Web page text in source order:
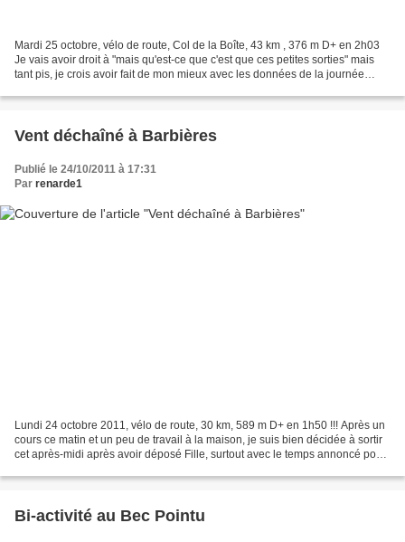
Mardi 25 octobre, vélo de route, Col de la Boîte, 43 km , 376 m D+ en 2h03
Je vais avoir droit à "mais qu'est-ce que c'est que ces petites sorties" mais
tant pis, je crois avoir fait de mon mieux avec les données de la journée
Vent déchaîné à Barbières
Publié le 24/10/2011 à 17:31
Par renarde1
Lundi 24 octobre 2011, vélo de route, 30 km, 589 m D+ en 1h50 !!! Après un
cours ce matin et un peu de travail à la maison, je suis bien décidée à sortir
cet après-midi après avoir déposé Fille, surtout avec le temps annoncé pour
Bi-activité au Bec Pointu